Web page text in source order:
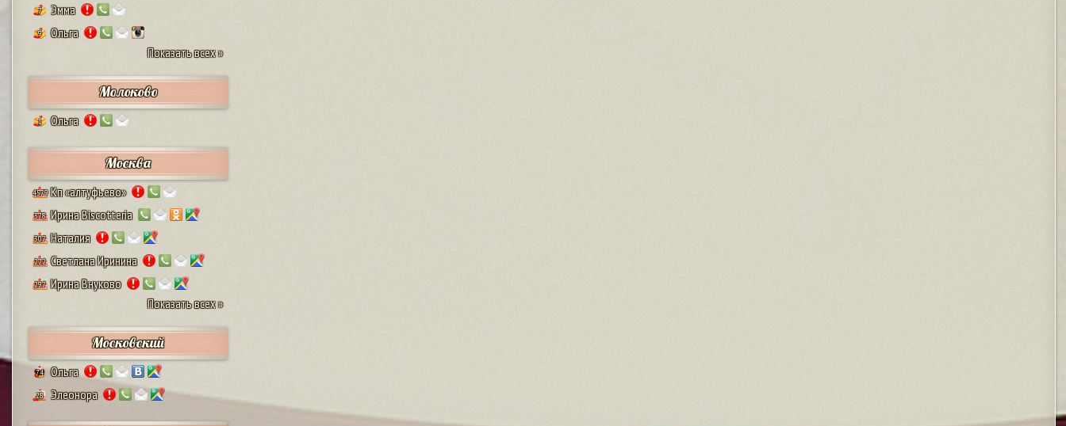
7 Эмма
9
Ольга
Показать всех »
Молоково
1 Ольга
Москва
4579 Кп «алтуфьево»
378 Ирина Biscotteria
307 Наталия
222 Светлана Иринина
297 Ирина Внуково
Показать всех »
Московский
74 Ольга
28 Элеонора